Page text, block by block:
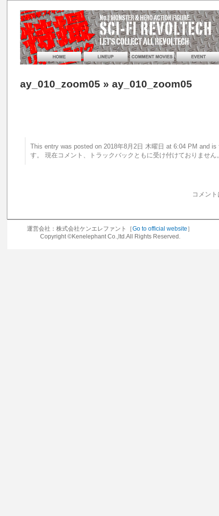
ay_010_zoom05 » ay_010_zoom05
This entry was posted on 2018年8月2日 木曜日 at 6:04 PM and
す。 現在コメント、トラックバックともに受け付けておりません
コメン
運営会社：株式会社ケンエレファント［Go to official website ］
Copyright ©Kenelephant Co.,ltd.All Rights Reserved.